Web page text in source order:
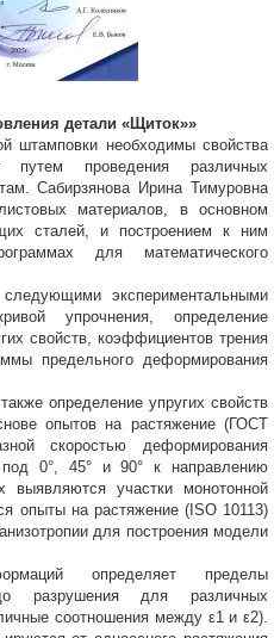
детали «Щиток»»
штамповки необходимы свойства
путем проведения различных
Сабирзянова Ирина Тимуровна
материалов, в основном
сталей, и построением к ним
для математического
экспериментальными
упрочнения, определение
свойств, коэффициентов трения
предельного деформирования
определение упругих свойств
опытов на растяжение (ГОСТ
скоростью деформирования
0°, 45° и 90° к направлению
участки монотонной
опыты на растяжение (ISO 10113)
для построения модели
определяет пределы
разрушения для различных
соотношения между ε1 и ε2).